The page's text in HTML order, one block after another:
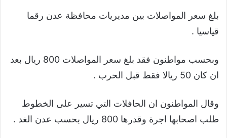
بلغ سعر المواصلات بين مديريات محافظة عدن رقما
قياسيا .
وبحسب مواطنون فقد بلغ سعر المواصلات 800 ريال بعد
ان كان 50 ريالا فقط قبل الحرب .
وقال المواطنون ان الحافلات التي تسير على الخطوط
طلب اصحابها اجرة وقدرها 800 ريال بحسب عدن الغد .